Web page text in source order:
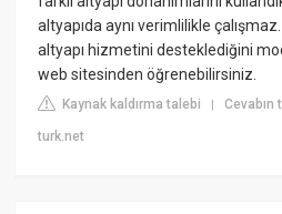
altyapıda aynı verimlilikle
altyapı hizmetini desteklediğini
web sitesinden öğrenebilirsiniz.
Kaynak kaldırma talebi |Cevabın
turk.net